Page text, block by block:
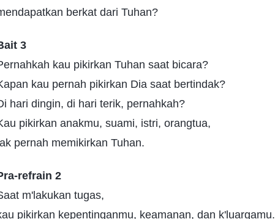
berkat dari Tuhan?
3
kau pikirkan Tuhan saat bicara?
kau pernah pikirkan Dia saat bertindak?
hari dingin, di hari terik, pernahkah?
pikirkan anakmu, suami, istri, orangtua,
pernah memikirkan Tuhan.
refrain 2
m'lakukan tugas,
pikirkan kepentinganmu, keamanan, dan k'luargamu.